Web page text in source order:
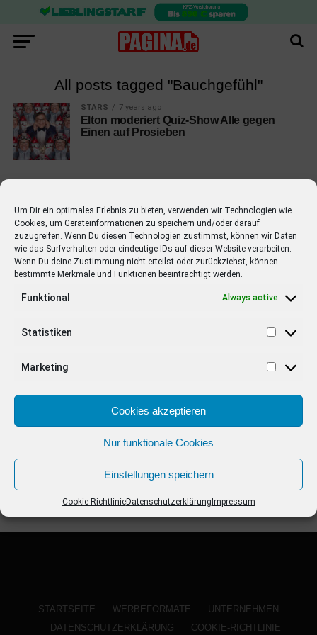
Um Dir ein optimales Erlebnis zu bieten, verwenden wir Technologien wie
Cookies, um Geräteinformationen zu speichern und/oder darauf
zuzugreifen. Wenn Du diesen Technologien zustimmst, können wir Daten
wie das Surfverhalten oder eindeutige IDs auf dieser Website verarbeiten.
Wenn Du deine Zustimmung nicht erteilst oder zurückziehst, können
bestimmte Merkmale und Funktionen beeinträchtigt werden.
Funktional Always active
Statistiken
Marketing
Cookies akzeptieren
Nur funktionale Cookies
Einstellungen speichern
Cookie-RichtlinieDatenschutzerklärung Impressum
All posts tagged "Bauchgefühl"
STARS 7 years ago
Elton moderiert Quiz-Show Alle gegen
Einen auf Prosieben
EMPFOHLEN
STARS 4 years ago
Barbara Schöneberger Moderatorin
von “Verstehen Sie Spaß?”
STARTSEITE WERBEFORMATE
UNTERNEHMEN
DATENSCHUTZERKLÄRUNG
COOKIE-RICHTLINIE